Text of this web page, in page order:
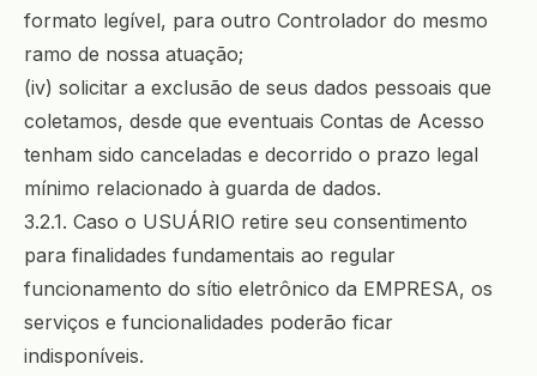
formato legível, para outro Controlador do mesmo
ramo de nossa atuação;
(iv) solicitar a exclusão de seus dados pessoais que
coletamos, desde que eventuais Contas de Acesso
tenham sido canceladas e decorrido o prazo legal
mínimo relacionado à guarda de dados.
3.2.1. Caso o USUÁRIO retire seu consentimento
para finalidades fundamentais ao regular
funcionamento do sítio eletrônico da EMPRESA, os
serviços e funcionalidades poderão ficar
indisponíveis.